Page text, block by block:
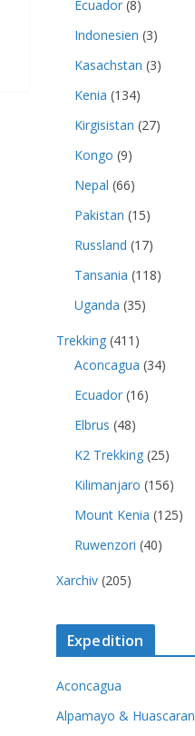
Ecuador (8)
Indonesien (3)
Kasachstan (3)
Kenia (134)
Kirgisistan (27)
Kongo (9)
Nepal (66)
Pakistan (15)
Russland (17)
Tansania (118)
Uganda (35)
Trekking (411)
Aconcagua (34)
Ecuador (16)
Elbrus (48)
K2 Trekking (25)
Kilimanjaro (156)
Mount Kenia (125)
Ruwenzori (40)
Xarchiv (205)
Expedition
Aconcagua
Alpamayo & Huascaran